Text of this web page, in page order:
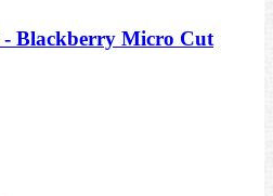
Blackberry Micro Cut